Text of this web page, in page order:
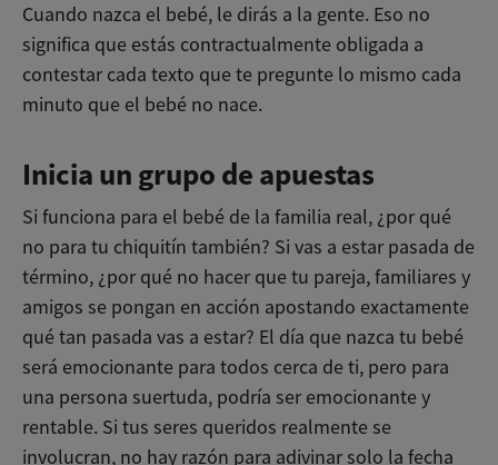
Cuando nazca el bebé, le dirás a la gente. Eso no
significa que estás contractualmente obligada a
contestar cada texto que te pregunte lo mismo cada
minuto que el bebé no nace.
Inicia un grupo de apuestas
Si funciona para el bebé de la familia real, ¿por qué
no para tu chiquitín también? Si vas a estar pasada de
término, ¿por qué no hacer que tu pareja, familiares y
amigos se pongan en acción apostando exactamente
qué tan pasada vas a estar? El día que nazca tu bebé
será emocionante para todos cerca de ti, pero para
una persona suertuda, podría ser emocionante y
rentable. Si tus seres queridos realmente se
involucran, no hay razón para adivinar solo la fecha